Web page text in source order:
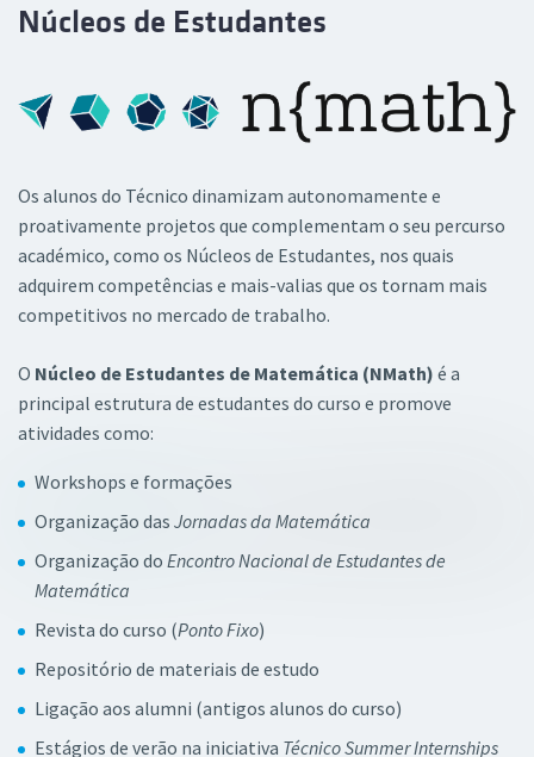
Núcleos de Estudantes
Os alunos do Técnico dinamizam autonomamente e
proativamente projetos que complementam o seu percurso
académico, como os Núcleos de Estudantes, nos quais
adquirem competências e mais-valias que os tornam mais
competitivos no mercado de trabalho.
O Núcleo de Estudantes de Matemática (NMath) é a
principal estrutura de estudantes do curso e promove
atividades como:
Workshops e formações
Organização das Jornadas da Matemática
Organização do Encontro Nacional de Estudantes de
Matemática
Revista do curso (Ponto Fixo)
Repositório de materiais de estudo
Ligação aos alumni (antigos alunos do curso)
Estágios de verão na iniciativa Técnico Summer Internships